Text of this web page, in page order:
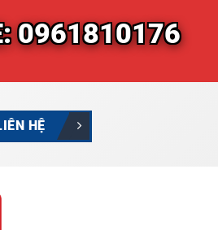
0961810176
HỆ